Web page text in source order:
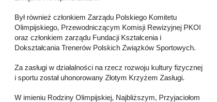
Był również członkiem Zarządu Polskiego Komitetu
Olimpijskiego, Przewodniczącym Komisji Rewizyjnej PKOl
oraz członkiem zarządu Fundacji Kształcenia i
Dokształcania Trenerów Polskich Związków Sportowych.
Za zasługi w działalności na rzecz rozwoju kultury fizycznej
i sportu został uhonorowany Złotym Krzyżem Zasługi.
W imieniu Rodziny Olimpijskiej, Najbliższym, Przyjaciołom